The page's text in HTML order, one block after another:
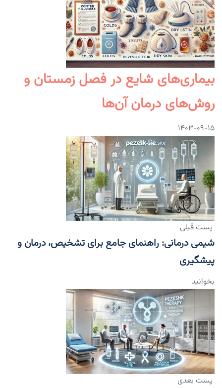
بیماری‌های شایع در فصل زمستان و
روش‌های درمان آن‌ها
۱۴۰۳-۰۹-۱۵
پست قبلی
شیمی درمانی: راهنمای جامع برای تشخیص، درمان و
پیشگیری
بخوانید
پست بعدی